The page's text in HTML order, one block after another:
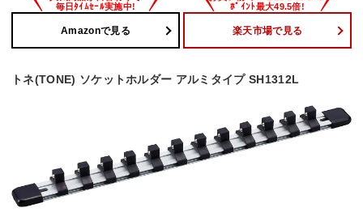
Amazonで見る 楽天市場で見る
トネ(TONE) ソケットホルダー アルミタイプ SH1312L